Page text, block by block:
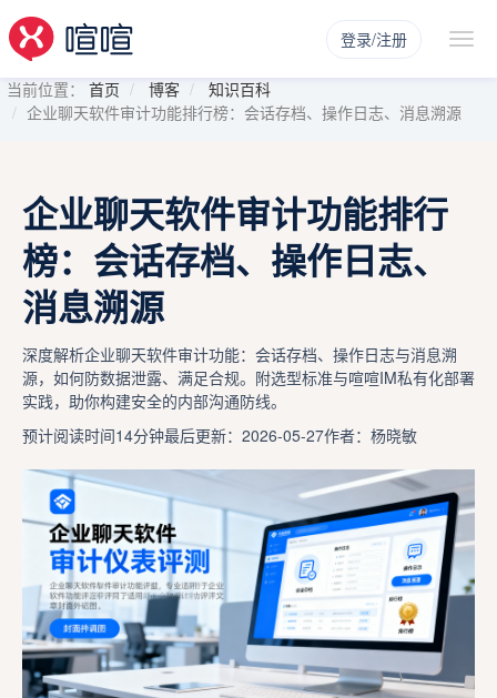
登录/注册
当前位置： 首页 博客
知识百科
企业聊天软件审计功能排行榜：会话存档、操作日志、消息溯源
企业聊天软件审计功能排行
榜：会话存档、操作日志、
消息溯源
深度解析企业聊天软件审计功能：会话存档、操作日志与消息溯
源，如何防数据泄露、满足合规。附选型标准与喧喧IM私有化部署
实践，助你构建安全的内部沟通防线。
预计阅读时间14分钟最后更新：2026-05-27作者：杨晓敏